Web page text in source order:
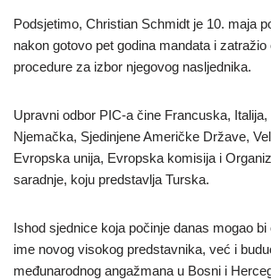
Podsjetimo, Christian Schmidt je 10. maja
nakon gotovo pet godina mandata i
procedure za izbor njegovog nasljednika.
Upravni odbor PIC-a čine Francuska, Italija,
Njemačka, Sjedinjene Američke Države,
Evropska unija, Evropska komisija i
saradnje, koju predstavlja Turska.
Ishod sjednice koja počinje danas mogao
ime novog visokog predstavnika, već i
međunarodnog angažmana u Bosni i